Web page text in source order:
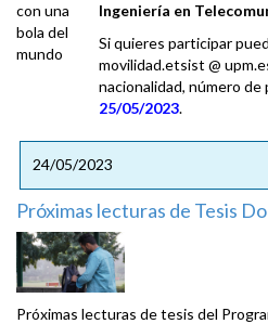
Ingeniería en
Si quieres participar
movilidad.etsist @
nacionalidad, número
25/05/2023.
24/05/2023
Próximas lecturas de Tesis
Próximas lecturas de tesis del